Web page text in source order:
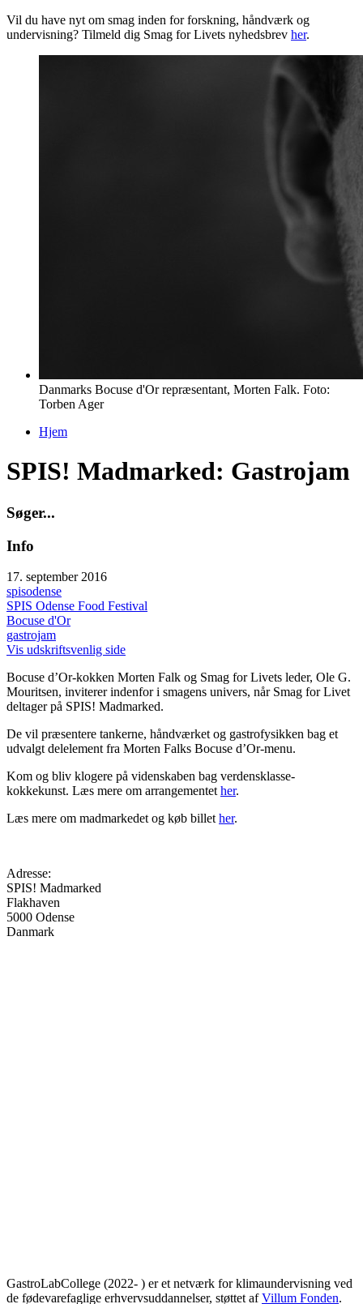
Vil du have nyt om smag inden for forskning, håndværk og
undervisning? Tilmeld dig Smag for Livets nyhedsbrev her.
Danmarks Bocuse d'Or repræsentant, Morten Falk. Foto:
Torben Ager
Hjem
SPIS! Madmarked: Gastrojam
Søger...
Info
17. september 2016
spisodense
SPIS Odense Food Festival
Bocuse d'Or
gastrojam
Vis udskriftsvenlig side
Bocuse d’Or-kokken Morten Falk og Smag for Livets leder, Ole G.
Mouritsen, inviterer indenfor i smagens univers, når Smag for Livet
deltager på SPIS! Madmarked.
De vil præsentere tankerne, håndværket og gastrofysikken bag et
udvalgt delelement fra Morten Falks Bocuse d’Or-menu.
Kom og bliv klogere på videnskaben bag verdensklasse-
kokkekunst. Læs mere om arrangementet her.
Læs mere om madmarkedet og køb billet her.
Adresse:
SPIS! Madmarked
Flakhaven
5000 Odense
Danmark
GastroLabCollege (2022- ) er et netværk for klimaundervisning ved
de fødevarefaglige erhvervsuddannelser, støttet afVillum Fonden.